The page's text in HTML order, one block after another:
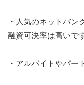
・人気のネットバン
融資可決率は高いで
・アルバイトやパー